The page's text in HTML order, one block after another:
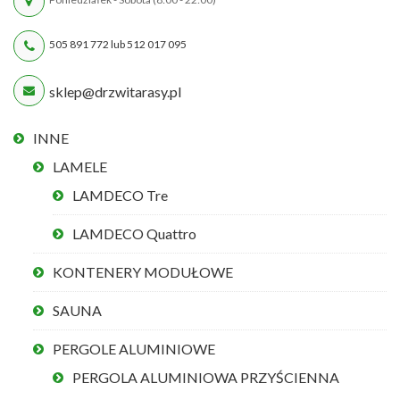
505 891 772 lub 512 017 095
sklep@drzwitarasy.pl
INNE
LAMELE
LAMDECO Tre
LAMDECO Quattro
KONTENERY MODUŁOWE
SAUNA
PERGOLE ALUMINIOWE
PERGOLA ALUMINIOWA PRZYŚCIENNA